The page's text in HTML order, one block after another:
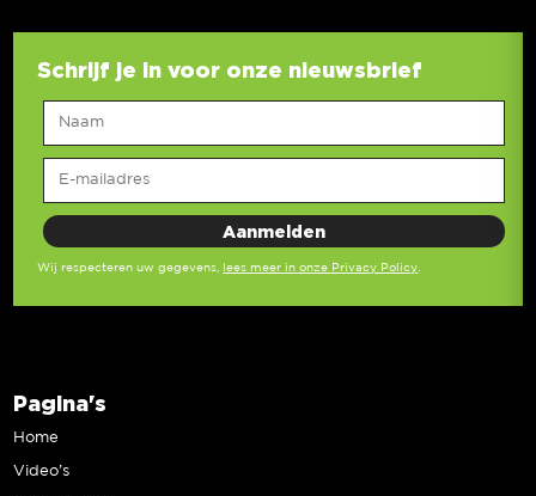
Schrijf je in voor onze nieuwsbrief
Wij respecteren uw gegevens, lees meer in onze Privacy Policy
Pagina's
Home
Video’s